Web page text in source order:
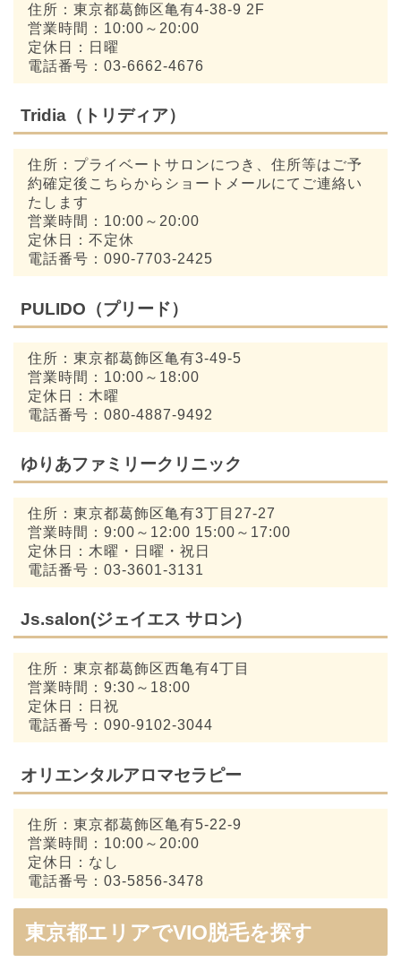
住所：東京都葛飾区亀有4-38-9 2F
営業時間：10:00～20:00
定休日：日曜
電話番号：03-6662-4676
Tridia（トリディア）
住所：プライベートサロンにつき、住所等はご予
約確定後こちらからショートメールにてご連絡い
たします
営業時間：10:00～20:00
定休日：不定休
電話番号：090-7703-2425
PULIDO（プリード）
住所：東京都葛飾区亀有3-49-5
営業時間：10:00～18:00
定休日：木曜
電話番号：080-4887-9492
ゆりあファミリークリニック
住所：東京都葛飾区亀有3丁目27-27
営業時間：9:00～12:00 15:00～17:00
定休日：木曜・日曜・祝日
電話番号：03-3601-3131
Js.salon(ジェイエス サロン)
住所：東京都葛飾区西亀有4丁目
営業時間：9:30～18:00
定休日：日祝
電話番号：090-9102-3044
オリエンタルアロマセラピー
住所：東京都葛飾区亀有5-22-9
営業時間：10:00～20:00
定休日：なし
電話番号：03-5856-3478
東京都エリアでVIO脱毛を探す